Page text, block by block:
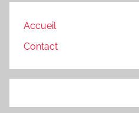
Accueil
Contact